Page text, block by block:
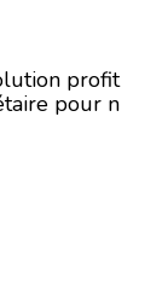
profit
pour n